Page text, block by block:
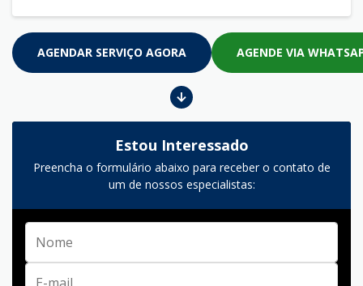
AGENDAR SERVIÇO AGORA AGENDE VIA
Estou Interessado
Preencha o formulário abaixo para receber o contato de
um de nossos especialistas: